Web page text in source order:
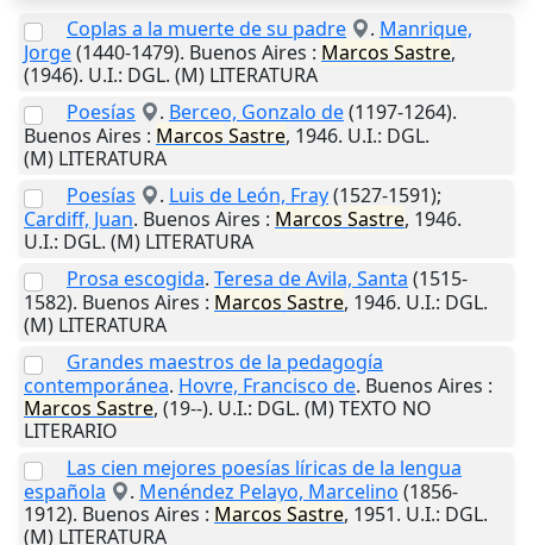
Coplas a la muerte de su padre . Manrique,
Jorge(1440-1479). Buenos Aires : Marcos Sastre,
(1946). U.I.: DGL. (M) LITERATURA
Poesías
. Berceo, Gonzalo de(1197-1264).
Buenos Aires : Marcos Sastre, 1946. U.I.: DGL.
(M) LITERATURA
Poesías
. Luis de León, Fray(1527-1591);
Cardiff, Juan. Buenos Aires : Marcos Sastre, 1946.
U.I.: DGL. (M) LITERATURA
Prosa escogida. Teresa de Avila, Santa (1515-
1582). Buenos Aires : Marcos Sastre, 1946. U.I.: DGL.
(M) LITERATURA
Grandes maestros de la pedagogía
contemporánea. Hovre, Francisco de. Buenos Aires :
Marcos Sastre, (19--). U.I.: DGL. (M) TEXTO NO
LITERARIO
Las cien mejores poesías líricas de la lengua
española
. Menéndez Pelayo, Marcelino (1856-
1912). Buenos Aires : Marcos Sastre, 1951. U.I.: DGL.
(M) LITERATURA